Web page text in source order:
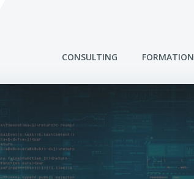
CONSULTING FORMATION